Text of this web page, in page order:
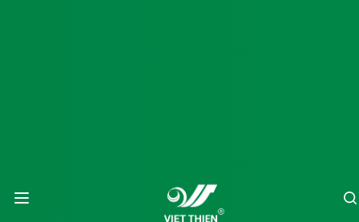
VIỆT THIÊN